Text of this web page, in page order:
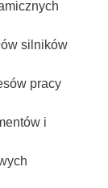
silników
pracy
i